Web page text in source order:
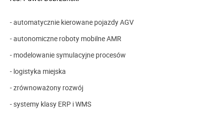
- automatycznie kierowane pojazdy AGV
- autonomiczne roboty mobilne AMR
- modelowanie symulacyjne procesów
- logistyka miejska
- zrównoważony rozwój
- systemy klasy ERP i WMS